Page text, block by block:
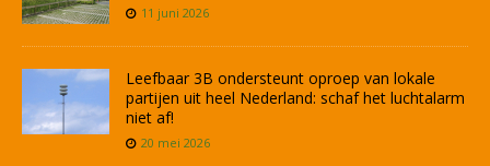
11 juni 2026
Leefbaar 3B ondersteunt oproep van lokale
partijen uit heel Nederland: schaf het luchtalarm
niet af!
20 mei 2026